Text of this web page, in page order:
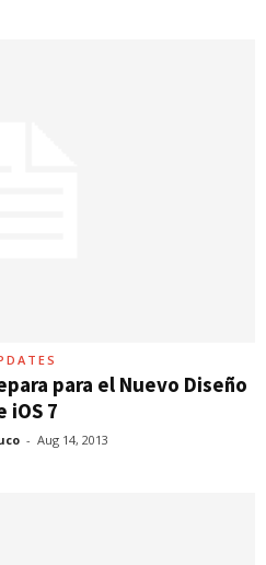
para el Nuevo Diseño
iOS 7
- Aug 14, 2013